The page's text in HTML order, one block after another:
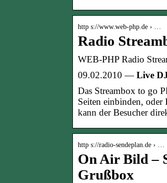
http s://www.web-php.de › …
Radio
WEB-PHP Radio
09.02.2010 —Live
Das Streambox to go
Seiten einbinden, oder
kann der Besucher
http s://radio-sendeplan.de › …
On Air Bild –
Grußbox